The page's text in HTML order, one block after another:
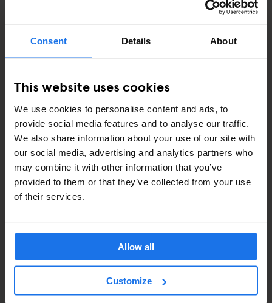
Consent Details About
This website uses cookies
We use cookies to personalise content and ads, to
provide social media features and to analyse our traffic.
We also share information about your use of our site with
our social media, advertising and analytics partners who
may combine it with other information that you’ve
provided to them or that they’ve collected from your use
of their services.
Allow all
Customize
Håndklæde – €7
Shampoo / bodywash –€2
Sovemaske –€3
Tandbørstesæt –€3
Vaskemiddel –
Hårtørrer